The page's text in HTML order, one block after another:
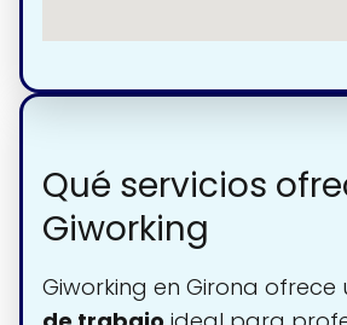
Qué servicios
Giworking
Giworking en Girona ofrece